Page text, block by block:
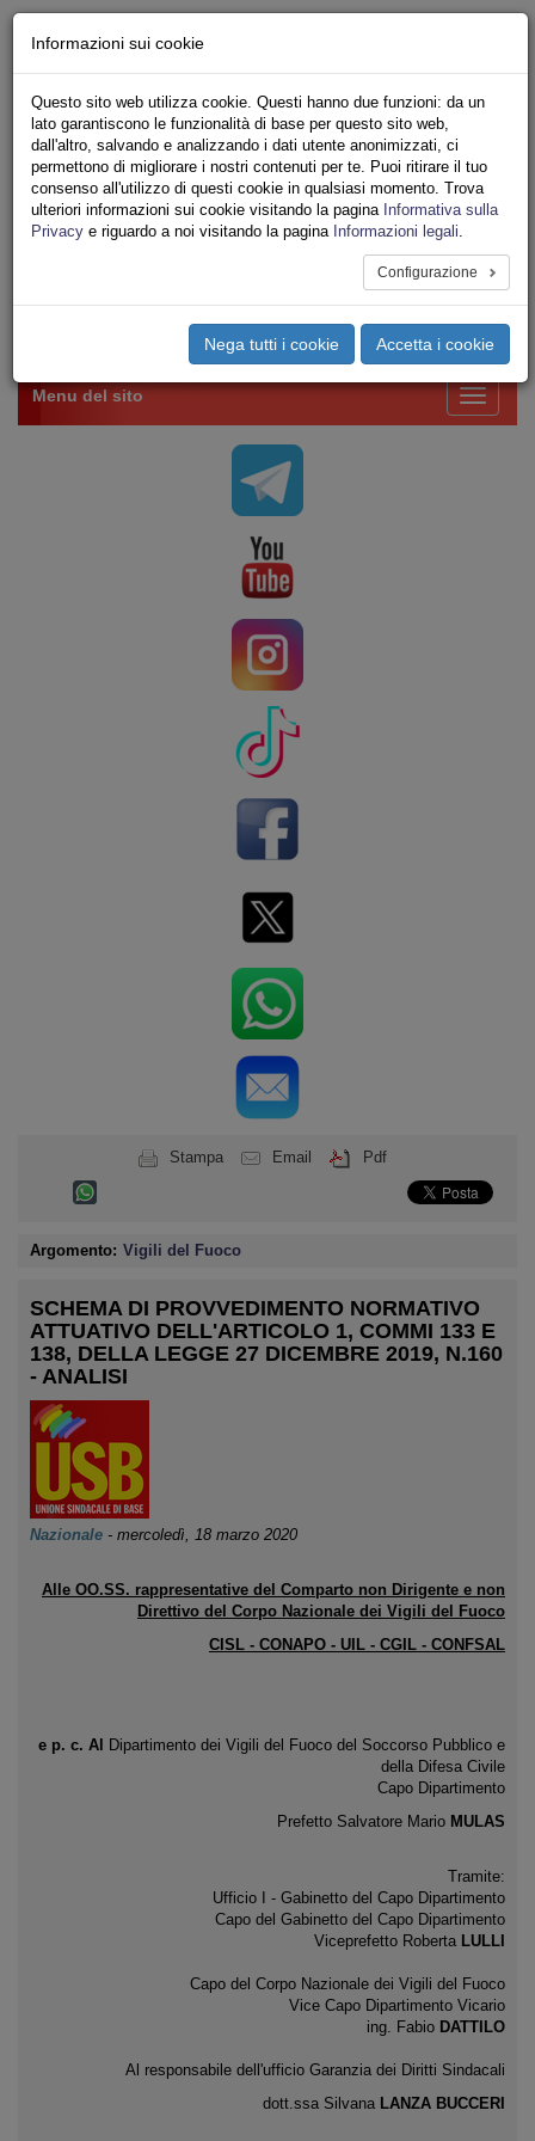
Iscriviti Online
Ricerca
Area Stampa
Privacy
VV.F.
UNIONE SINDACALE DI BASE SETTORE VIGILI
Toggle
Menu del sito
Stampa Email Pdf
Argomento: Vigili del Fuoco
SCHEMA DI PROVVEDIMENTO NORMATIVO
ATTUATIVO DELL'ARTICOLO 1, COMMI 133 E
138, DELLA LEGGE 27 DICEMBRE 2019, N.160
- ANALISI
Nazionale - mercoledì, 18 marzo 2020
Alle OO.SS. rappresentative del Comparto non Dirigente e non
Direttivo del Corpo Nazionale dei Vigili del Fuoco
CISL - CONAPO - UIL - CGIL - CONFSAL
e p. c. Al
Dipartimento dei Vigili del Fuoco del Soccorso Pubblico e
della Difesa Civile
Capo Dipartimento
Prefetto Salvatore Mario MULAS
Tramite:
Ufficio I - Gabinetto del Capo Dipartimento
Capo del Gabinetto del Capo Dipartimento
Viceprefetto Roberta LULLI
Capo del Corpo Nazionale dei Vigili del Fuoco
Vice Capo Dipartimento Vicario
ing. Fabio DATTILO
Al responsabile dell'ufficio Garanzia dei Diritti Sindacali
dott.ssa Silvana LANZA BUCCERI
Informazioni sui cookie
Questo sito web utilizza cookie. Questi hanno due funzioni: da un
lato garantiscono le funzionalità di base per questo sito web,
dall'altro, salvando e analizzando i dati utente anonimizzati, ci
permettono di migliorare i nostri contenuti per te. Puoi ritirare il tuo
consenso all'utilizzo di questi cookie in qualsiasi momento. Trova
ulteriori informazioni sui cookie visitando la pagina Informativa sulla
Privacy e riguardo a noi visitando la pagina Informazioni legali.
Configurazione
Nega tutti i cookie Accetta i cookie